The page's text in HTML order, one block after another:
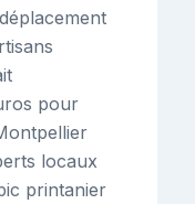
pour
locaux
printanier